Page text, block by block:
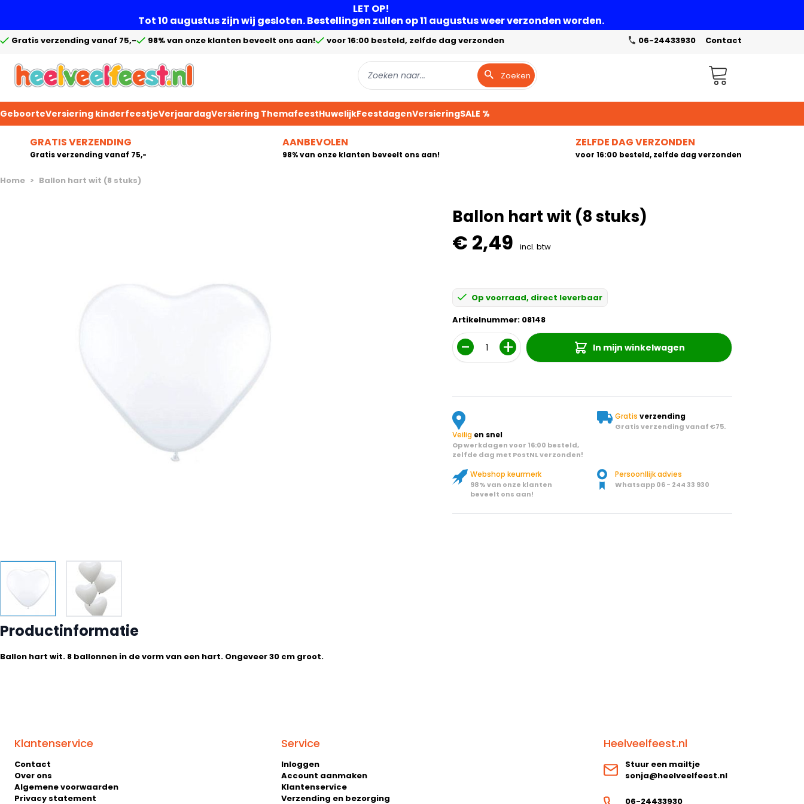
LET OP!
Tot 10 augustus zijn wij gesloten. Bestellingen zullen op 11 augustus weer verzonden worden.
Gratis verzending vanaf 75,- 98% van onze klanten beveelt ons aan! voor 16:00 besteld, zelfde dag verzonden 06-24433930 Contact
Zoeken Winkelwagen
GeboorteVersiering kinderfeestjeVerjaardagVersiering ThemafeestHuwelijkFeestdagenVersieringSALE %
GRATIS VERZENDING
Gratis verzending vanaf 75,-
AANBEVOLEN
98% van onze klanten beveelt ons aan!
ZELFDE DAG VERZONDEN
voor 16:00 besteld, zelfde dag verzonden
Home > Ballon hart wit (8 stuks)
Ballon hart wit (8 stuks)
€ 2,49 incl. btw
Op voorraad, direct leverbaar
Artikelnummer: 08148
Aantal
In mijn winkelwagen
Veilig en snel
Op werkdagen voor 16:00 besteld,
zelfde dag met PostNL verzonden!
Gratis verzending
Gratis verzending vanaf €75.
Webshop keurmerk
98% van onze klanten
beveelt ons aan!
Persoonllijk advies
Whatsapp 06 - 244 33 930
Productinformatie
Ballon hart wit. 8 ballonnen in de vorm van een hart. Ongeveer 30 cm groot.
Klantenservice
Contact
Over ons
Algemene voorwaarden
Privacy statement
Service
Inloggen
Account aanmaken
Klantenservice
Verzending en bezorging
Heelveelfeest.nl
Stuur een mailtje
sonja@heelveelfeest.nl
06-24433930